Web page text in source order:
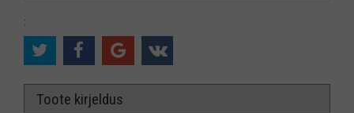
:
Toote kirjeldus